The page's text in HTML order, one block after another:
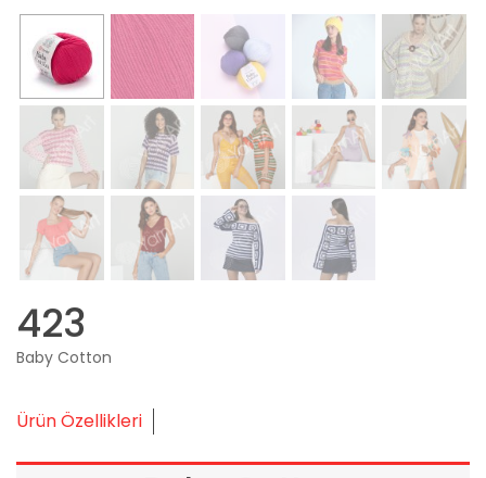
423
Baby Cotton
Ürün Özellikleri